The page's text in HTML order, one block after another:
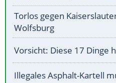
Torlos gegen
Wolfsburg
Vorsicht: Diese 17 Dinge
Illegales Asphalt-Kartell